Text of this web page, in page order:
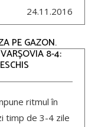
24.11.2016
PE GAZON.
8-4:
ritmul în
timp de 3-4 zile